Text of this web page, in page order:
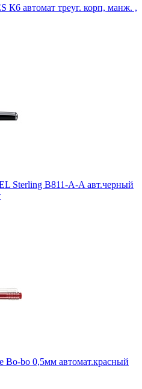
К6 автомат треуг. корп, манж. ,
Sterling B811-A-A авт.черный
Bo-bo 0,5мм автомат.красный